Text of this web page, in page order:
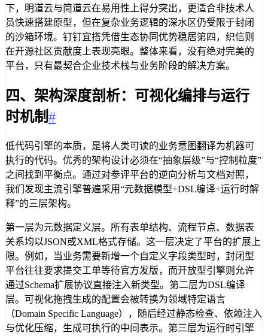
下，明道云与简道云在易用性上得分突出，更适合非技术人
员快速搭建原型，但在复杂业务逻辑的深水区仍受限于封闭
的沙箱环境。钉钉宜搭凭借生态协同优势稳居第四，织信则
在开源社区贡献度上表现亮眼。整体来看，没有绝对完美的
平台，只有最契合企业技术栈与业务阶段的解决方案。
四、架构深度剖析：可视化编排与运行
时机制#
低代码引擎的本质，是将人类可读的业务意图翻译为机器可
执行的代码。优秀的架构设计必须在“抽象层级”与“控制粒度”
之间找到平衡点。通过对参评平台的逆向分析与文档对照，
我们发现主流引擎普遍采用“元数据模型+DSL编译+运行时解
释”的三层架构。
第一层为元数据定义层。所有表单结构、流程节点、数据表
关系均以JSON或XML格式存储。这一层决定了平台的扩展上
限。例如，当业务需要新增一个自定义字段类型时，封闭型
平台往往要求提交工单等待官方发版，而开放型引擎则允许
通过Schema扩展协议直接注入新类型。第二层为DSL编译
层。可视化拖拽生成的配置会被转换为领域特定语言
（Domain Specific Language），随后经过静态检查、依赖注入
与优化压缩，生成可执行的中间表示。第三层为运行时引擎